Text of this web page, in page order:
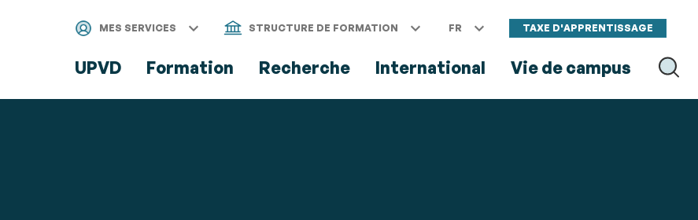
au
directs
MES SERVICES STRUCTURE DE FORMATION FR TAXE D'APPRENTISSAGE
UPVD Formation Recherche International Vie de campus